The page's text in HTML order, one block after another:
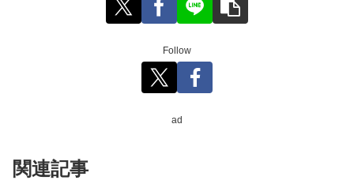
Follow
ad
関連記事